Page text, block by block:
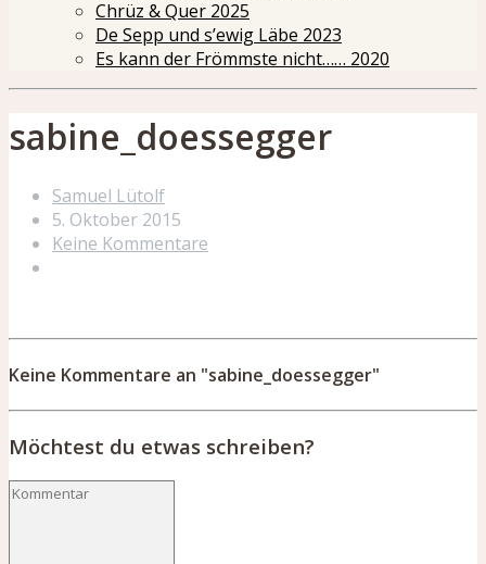
Chrüz & Quer 2025
De Sepp und s’ewig Läbe 2023
Es kann der Frömmste nicht…… 2020
sabine_doessegger
Samuel Lütolf
5. Oktober 2015
Keine Kommentare
Keine Kommentare an "sabine_doessegger"
Möchtest du etwas schreiben?